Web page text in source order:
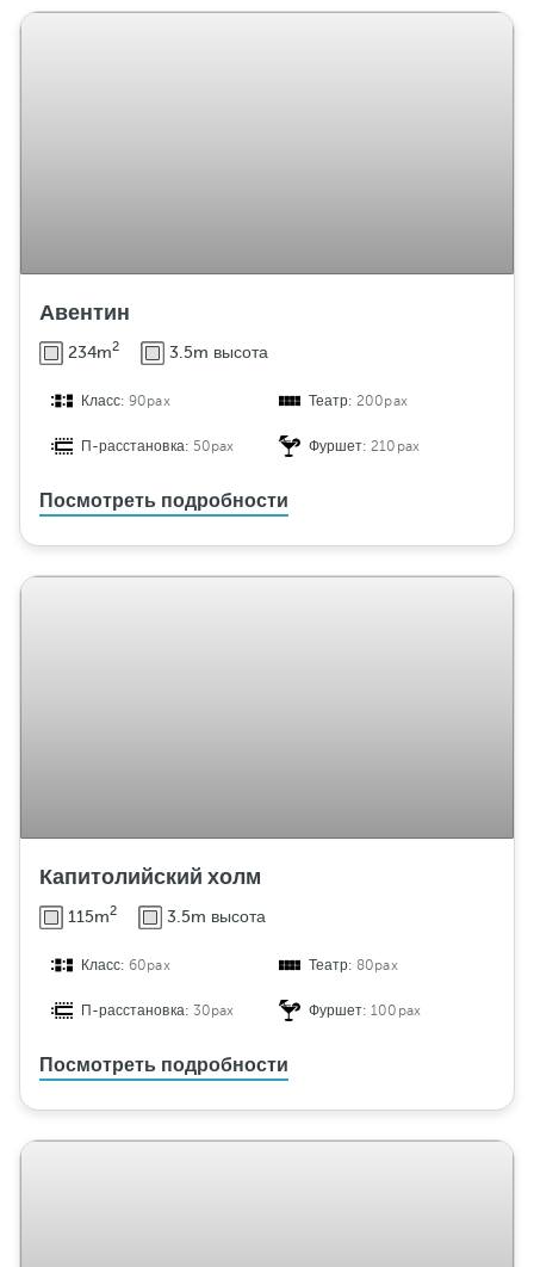
Авентин
234m2 3.5m высота
Класс:90pax Театр:200pax
П-расстановка: 50pax Фуршет:210pax
Посмотреть подробности
Капитолийский холм
115m2 3.5m высота
Класс:60pax Театр:80pax
П-расстановка: 30pax Фуршет:100pax
Посмотреть подробности